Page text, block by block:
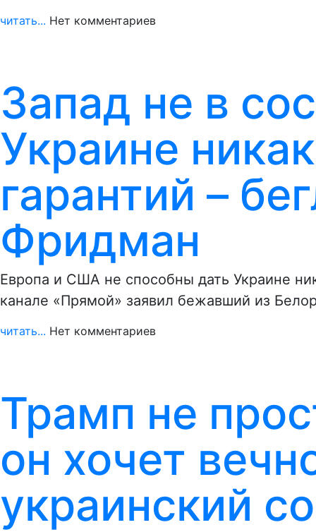
читать... Нет комментариев
Запад не в
Украине
гарантий –
Фридман
Европа и США не способны дать Украине
канале «Прямой» заявил бежавший из
читать... Нет комментариев
Трамп не
он хочет
украинский